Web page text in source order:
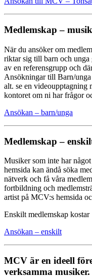
Medlemskap –
När du ansöker om
riktar sig till barn och unga
av en referensgrupp och
Ansökningar till Barn/unga
alt. se en
kontoret om ni har frågor
Ansökan – barn/unga
Medlemskap –
Musiker som inte har
hemsida kan ändå söka
nätverk och få våra
fortbildning och
artist på MCV:s hemsida
Enskilt medlemskap kostar
Ansökan – enskilt
MCV är en ideell
verksamma musiker.